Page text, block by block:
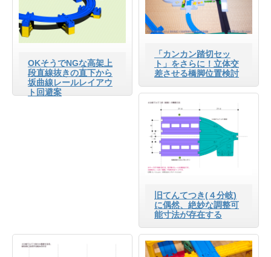
OKそうでNGな高架上
段直線抜きの直下から
坂曲線レールレイアウ
ト回避案
「カンカン踏切セッ
ト」をさらに！立体交
差させる橋脚位置検討
旧てんてつき(４分岐)
に偶然、絶妙な調整可
能寸法が存在する